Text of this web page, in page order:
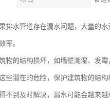
排水管道存在漏水问题，大量的
率。
物的结构损坏，如墙壁潮湿、发
潜在的危险，保护建筑物的结构
不到及时解决，漏水可能会越来